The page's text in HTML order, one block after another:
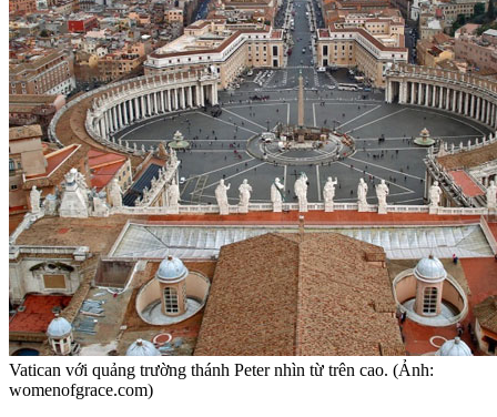
Vatican với quảng trường thánh Peter nhìn từ trên cao. (Ảnh:
womenofgrace.com)